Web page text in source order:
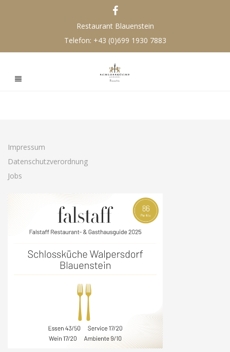
Restaurant Blauenstein
Telefon: +43 (0)699 1930 7883
Impressum
Datenschutzverordnung
Jobs